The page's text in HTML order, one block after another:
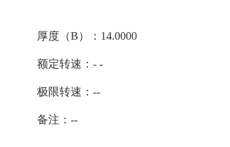
厚度（B）：14.0000
额定转速：- -
极限转速：--
备注：--